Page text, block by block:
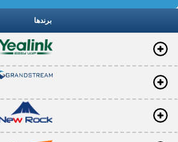
برندها